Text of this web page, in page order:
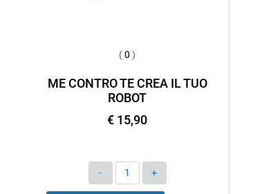
(0 )
ME CONTRO TE CREA IL TUO
ROBOT
€ 15,90
Quantità